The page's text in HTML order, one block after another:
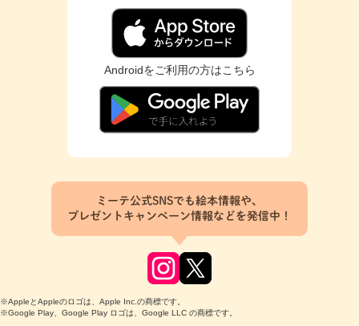
Androidをご利用の方はこちら
ミーテ公式SNSでも絵本情報や、
プレゼントキャンペーン情報などを発信中！
※AppleとAppleのロゴは、Apple Inc.の商標です。
※Google Play、Google Play ロゴは、Google LLC の商標です。